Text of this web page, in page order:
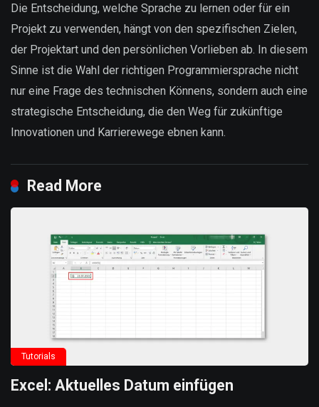
Die Entscheidung, welche Sprache zu lernen oder für ein
Projekt zu verwenden, hängt von den spezifischen Zielen,
der Projektart und den persönlichen Vorlieben ab. In diesem
Sinne ist die Wahl der richtigen Programmiersprache nicht
nur eine Frage des technischen Könnens, sondern auch eine
strategische Entscheidung, die den Weg für zukünftige
Innovationen und Karrierewege ebnen kann.
Read More
Tutorials
Excel: Aktuelles Datum einfügen